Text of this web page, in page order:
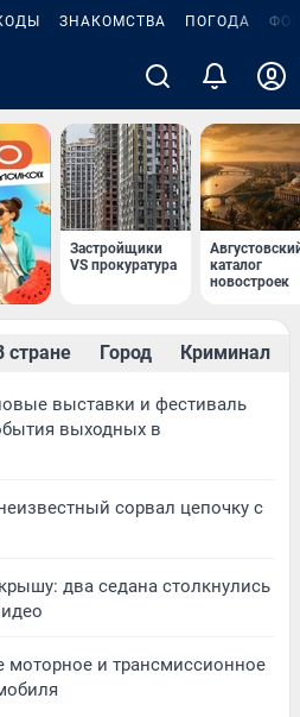
ЗНАКОМСТВА ПОГОДА
Застройщики
VS прокуратура
каталог
новостроек
стране Город Криминал
выставки и фестиваль
выходных в
сорвал цепочку с
два седана столкнулись
моторное и трансмиссионное